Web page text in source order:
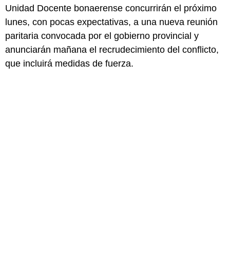
Unidad Docente bonaerense concurrirán el próximo
lunes, con pocas expectativas, a una nueva reunión
paritaria convocada por el gobierno provincial y
anunciarán mañana el recrudecimiento del conflicto,
que incluirá medidas de fuerza.